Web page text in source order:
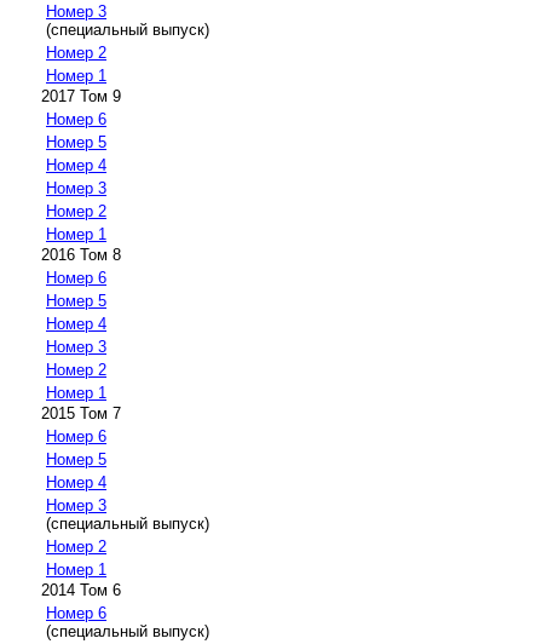
Номер 3
(специальный выпуск)
Номер 2
Номер 1
2017 Том 9
Номер 6
Номер 5
Номер 4
Номер 3
Номер 2
Номер 1
2016 Том 8
Номер 6
Номер 5
Номер 4
Номер 3
Номер 2
Номер 1
2015 Том 7
Номер 6
Номер 5
Номер 4
Номер 3
(специальный выпуск)
Номер 2
Номер 1
2014 Том 6
Номер 6
(специальный выпуск)